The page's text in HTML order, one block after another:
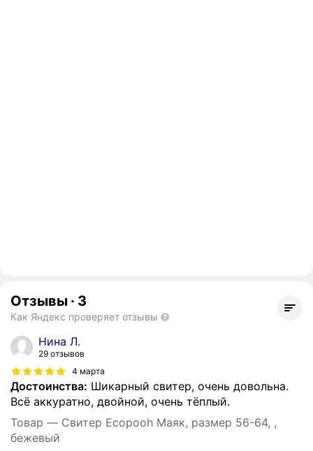
Отзывы · 3
Как Яндекс проверяет отзывы
Нина Л.
29 отзывов
4 марта
Достоинства: Шикарный свитер, очень довольна.
Всё аккуратно, двойной, очень тёплый.
Товар — Свитер Ecopooh Маяк, размер 56-64, ,
бежевый